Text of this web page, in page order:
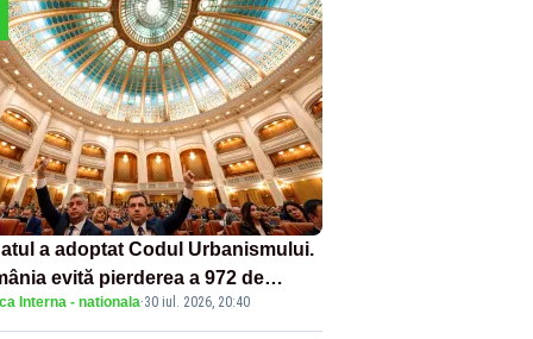
a adoptat Codul Urbanismului.
evită pierderea a 972 de
de euro din PNRR
Interna - nationala·30 iul. 2026, 20:40